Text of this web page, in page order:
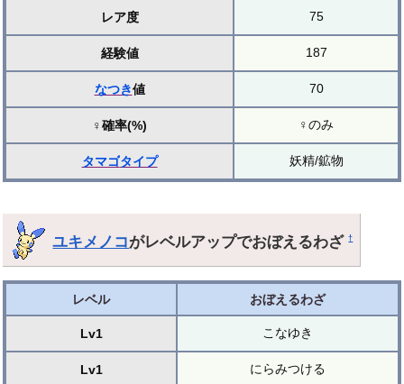
レア度 75
経験値 187
なつき値 70
♀確率(%) ♀のみ
タマゴタイプ 妖精/鉱物
ユキメノコがレベルアップでおぼえるわざ†
レベル おぼえるわざ
Lv1 こなゆき
Lv1 にらみつける